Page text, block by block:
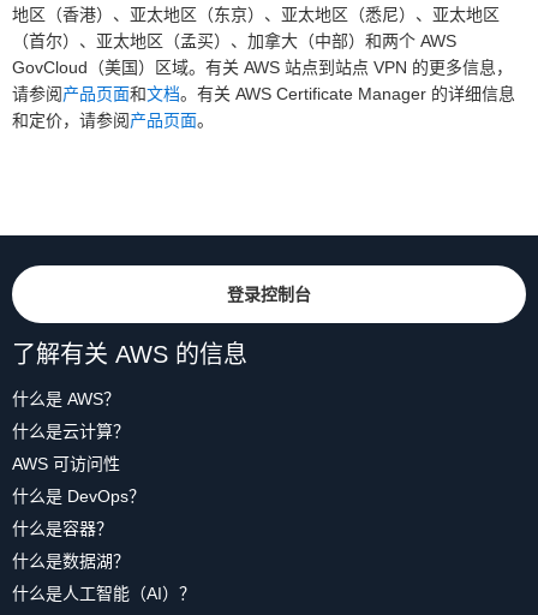
地区（香港）、亚太地区（东京）、亚太地区（悉尼）、亚太地区
（首尔）、亚太地区（孟买）、加拿大（中部）和两个 AWS
GovCloud（美国）区域。有关 AWS 站点到站点 VPN 的更多信息，
请参阅产品页面和文档。有关 AWS Certificate Manager 的详细信息
和定价，请参阅产品页面。
登录控制台
了解有关 AWS 的信息
什么是 AWS？
什么是云计算？
AWS 可访问性
什么是 DevOps？
什么是容器？
什么是数据湖？
什么是人工智能（AI）？